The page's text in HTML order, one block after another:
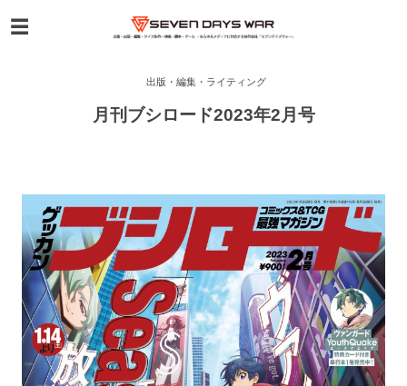
出版・編集・ライティング
月刊ブシロード2023年2月号